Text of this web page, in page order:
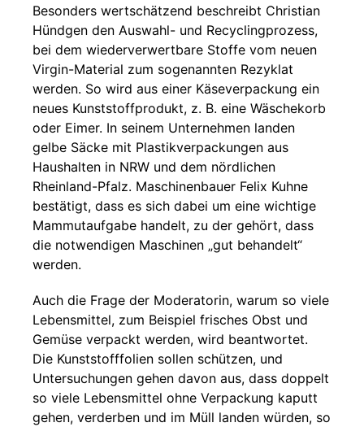
Besonders wertschätzend beschreibt Christian
Hündgen den Auswahl- und Recyclingprozess,
bei dem wiederverwertbare Stoffe vom neuen
Virgin-Material zum sogenannten Rezyklat
werden. So wird aus einer Käseverpackung ein
neues Kunststoffprodukt, z. B. eine Wäschekorb
oder Eimer. In seinem Unternehmen landen
gelbe Säcke mit Plastikverpackungen aus
Haushalten in NRW und dem nördlichen
Rheinland-Pfalz. Maschinenbauer Felix Kuhne
bestätigt, dass es sich dabei um eine wichtige
Mammutaufgabe handelt, zu der gehört, dass
die notwendigen Maschinen „gut behandelt“
werden.
Auch die Frage der Moderatorin, warum so viele
Lebensmittel, zum Beispiel frisches Obst und
Gemüse verpackt werden, wird beantwortet.
Die Kunststofffolien sollen schützen, und
Untersuchungen gehen davon aus, dass doppelt
so viele Lebensmittel ohne Verpackung kaputt
gehen, verderben und im Müll landen würden, so